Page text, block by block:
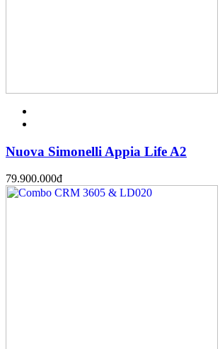
Nuova Simonelli Appia Life A2
79.900.000đ